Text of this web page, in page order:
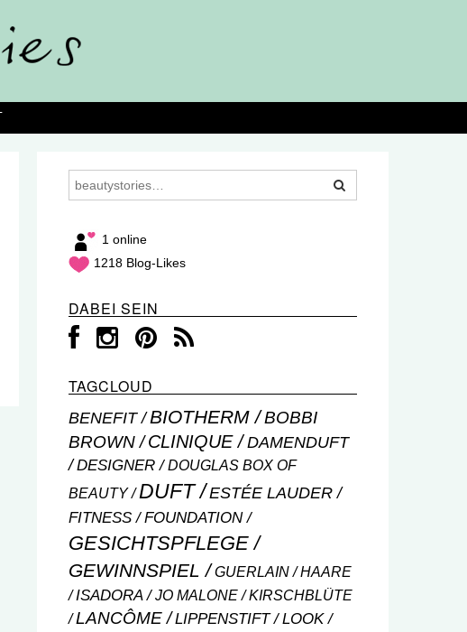
1 online
1218 Blog-Likes
DABEI SEIN
TAGCLOUD
BENEFIT BIOTHERM
BOBBI
BROWN
CLINIQUE DAMENDUFT
DESIGNER
DOUGLAS BOX OF
BEAUTY
DUFT
ESTÉE LAUDER
FITNESS
FOUNDATION
GESICHTSPFLEGE
GEWINNSPIEL GUERLAIN HAARE
ISADORA JO MALONE KIRSCHBLÜTE
LANCÔME LIPPENSTIFT
LOOK